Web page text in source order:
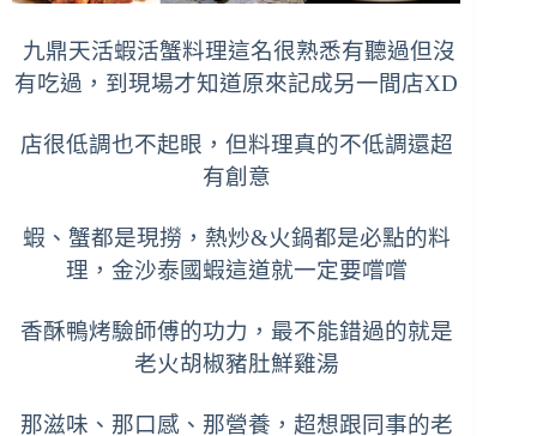
九鼎天活蝦活蟹料理這名很熟悉有聽過但沒
有吃過，到現場才知道原來記成另一間店XD
店很低調也不起眼，但料理真的不低調還超
有創意
蝦、蟹都是現撈，熱炒&火鍋都是必點的料
理，金沙泰國蝦這道就一定要嚐嚐
香酥鴨烤驗師傅的功力，最不能錯過的就是
老火胡椒豬肚鮮雞湯
那滋味、那口感、那營養，超想跟同事的老